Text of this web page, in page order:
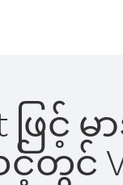
ဖြ
တွင်